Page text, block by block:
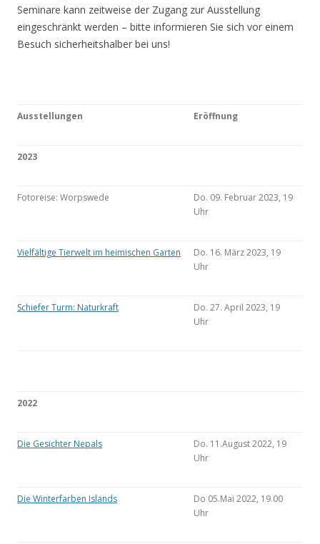
Seminare kann zeitweise der Zugang zur Ausstellung
eingeschränkt werden – bitte informieren Sie sich vor einem
Besuch sicherheitshalber bei uns!
Ausstellungen Eröffnung
2023
Fotoreise: Worpswede
Do. 09. Februar 2023, 19
Uhr
Vielfältige Tierwelt im heimischen Garten
Do. 16. März 2023, 19
Uhr
Schiefer Turm: Naturkraft
Do. 27. April 2023, 19
Uhr
2022
Die Gesichter Nepals
Do. 11.August 2022, 19
Uhr
Die Winterfarben Islands
Do 05.Mai 2022, 19.00
Uhr